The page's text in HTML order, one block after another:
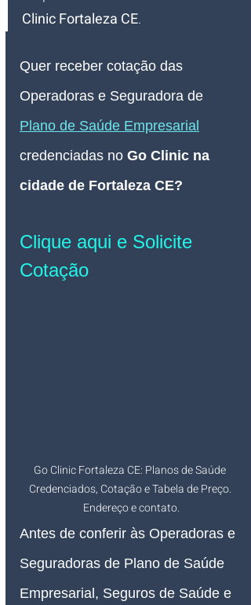
Clinic Fortaleza CE.
Quer receber cotação das
Operadoras e Seguradora de
Plano de Saúde Empresarial
credenciadas no Go Clinic na
cidade de Fortaleza CE?
Clique aqui e Solicite
Cotação
Go Clinic Fortaleza CE: Planos de Saúde
Credenciados, Cotação e Tabela de Preço.
Endereço e contato.
Antes de conferir às Operadoras e
Seguradoras de Plano de Saúde
Empresarial, Seguros de Saúde e